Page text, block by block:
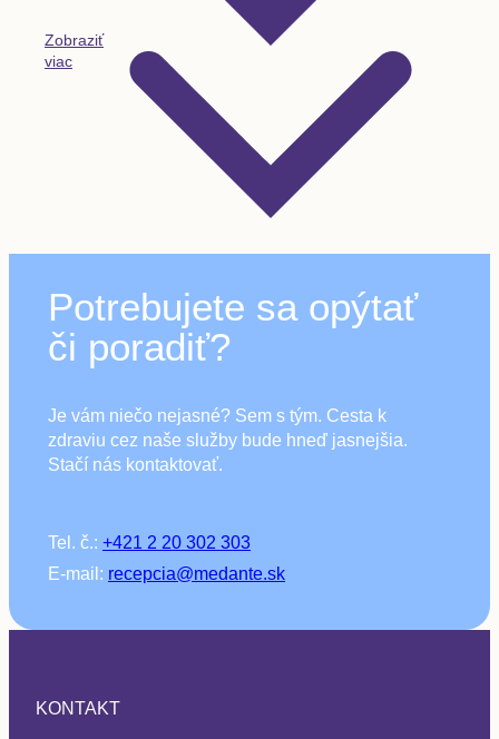
Zobraziť
viac
Potrebujete sa opýtať
či poradiť?
Je vám niečo nejasné? Sem s tým. Cesta k
zdraviu cez naše služby bude hneď jasnejšia.
Stačí nás kontaktovať.
Tel. č.: +421 2 20 302 303
E-mail: recepcia@medante.sk
KONTAKT